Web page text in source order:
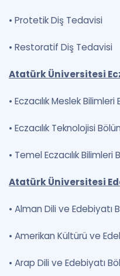
• Protetik Diş Tedavisi
• Restoratif Diş Tedavisi
Atatürk Üniversitesi
• Eczacılık Meslek Bilimleri
• Eczacılık Teknolojisi
• Temel Eczacılık Bilimleri
Atatürk Üniversitesi
• Alman Dili ve Edebiyatı
• Amerikan Kültürü ve
• Arap Dili ve Edebiyatı